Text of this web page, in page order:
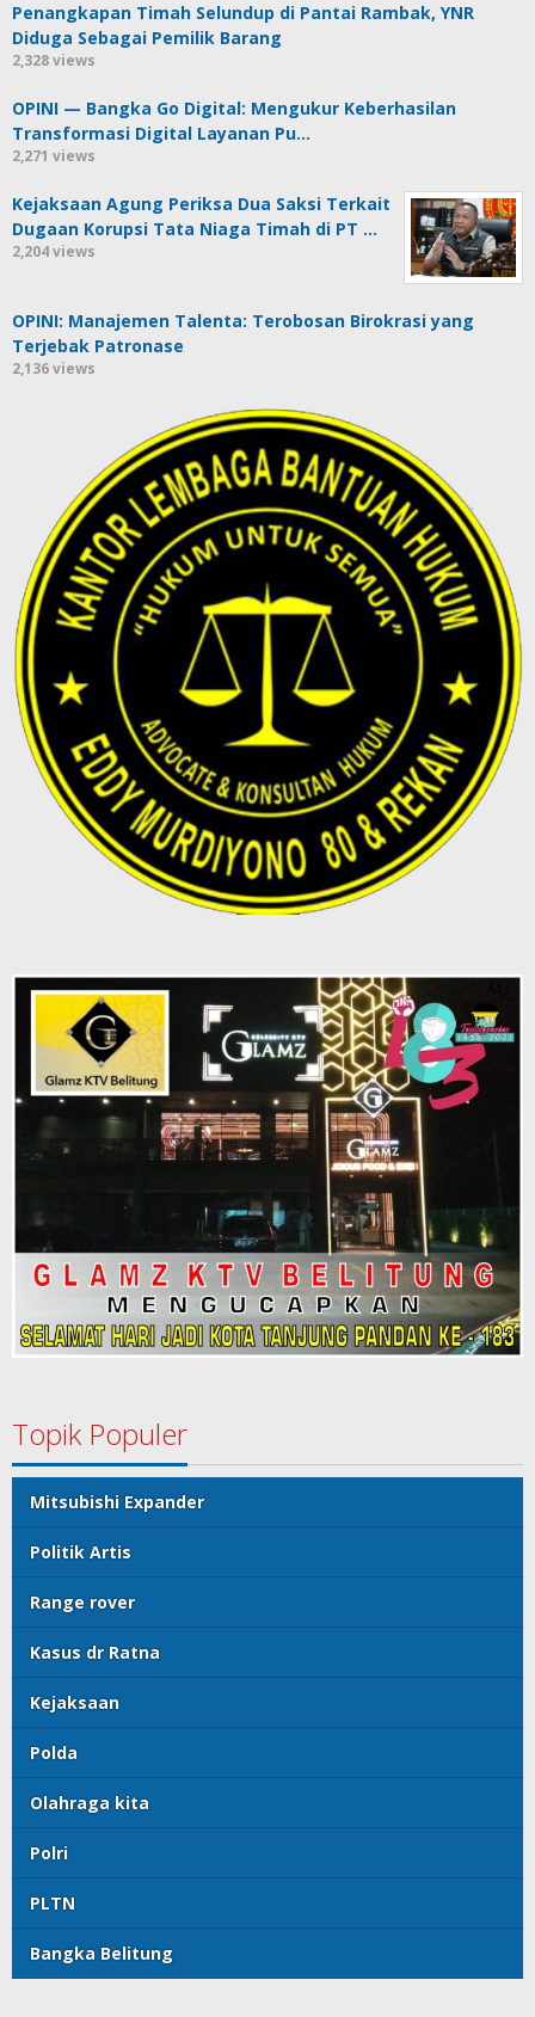
Penangkapan Timah Selundup di Pantai Rambak, YNR
Diduga Sebagai Pemilik Barang
2,328 views
OPINI — Bangka Go Digital: Mengukur Keberhasilan
Transformasi Digital Layanan Pu…
2,271 views
Kejaksaan Agung Periksa Dua Saksi Terkait
Dugaan Korupsi Tata Niaga Timah di PT …
2,204 views
OPINI: Manajemen Talenta: Terobosan Birokrasi yang
Terjebak Patronase
2,136 views
Topik Populer
Mitsubishi Expander
Politik Artis
Range rover
Kasus dr Ratna
Kejaksaan
Polda
Olahraga kita
Polri
PLTN
Bangka Belitung